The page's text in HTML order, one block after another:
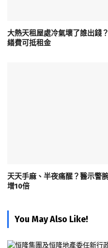
大熱天租屋處冷氣壞了誰出
繕費可抵租金
天天手麻、半夜痛醒？醫示
增10倍
You May Also Like!